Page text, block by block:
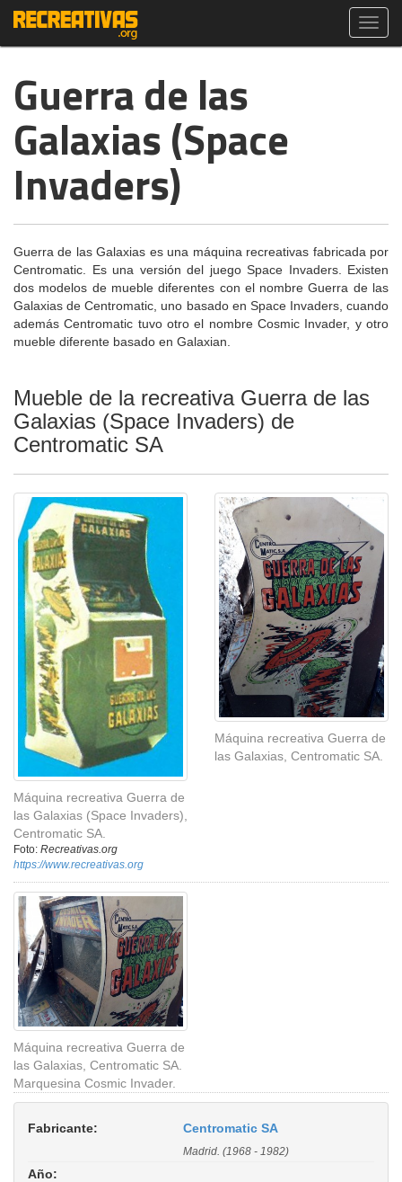
Guerra de las
Galaxias (Space
Invaders)
Guerra de las Galaxias es una máquina recreativas fabricada por
Centromatic. Es una versión del juego Space Invaders. Existen
dos modelos de mueble diferentes con el nombre Guerra de las
Galaxias de Centromatic, uno basado en Space Invaders, cuando
además Centromatic tuvo otro el nombre Cosmic Invader, y otro
mueble diferente basado en Galaxian.
Mueble de la recreativa Guerra de las
Galaxias (Space Invaders) de
Centromatic SA
Máquina recreativa Guerra de
las Galaxias (Space Invaders),
Centromatic SA.
Foto: Recreativas.org
https://www.recreativas.org
Máquina recreativa Guerra de
las Galaxias, Centromatic SA.
Máquina recreativa Guerra de
las Galaxias, Centromatic SA.
Marquesina Cosmic Invader.
Fabricante: Centromatic SA
Madrid. (1968 - 1982)
Año: